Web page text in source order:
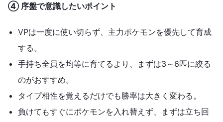
④ 序盤で意識したいポイント
VPは一度に使い切らず、主力ポケモンを優先して育成
する。
手持ち全員を均等に育てるより、まずは3～6匹に絞る
のがおすすめ。
タイプ相性を覚えるだけでも勝率は大きく変わる。
負けてもすぐにポケモンを入れ替えず、まずは立ち回